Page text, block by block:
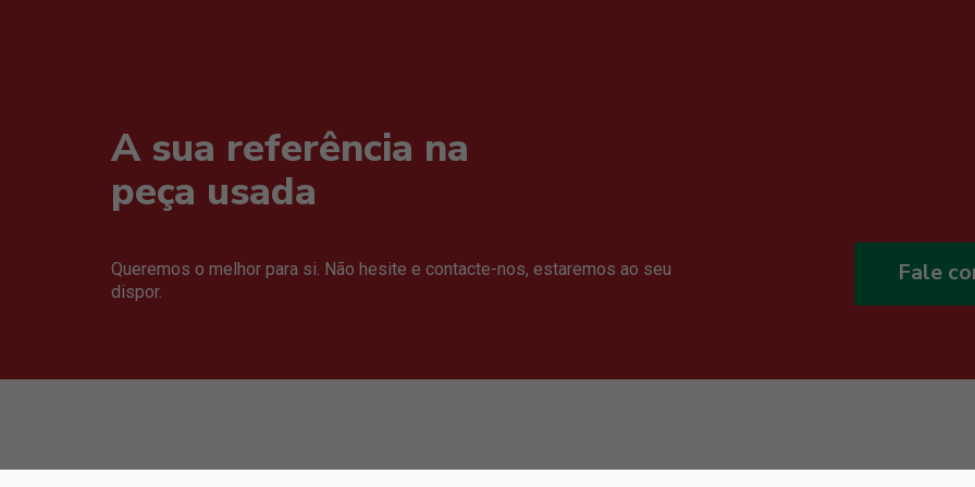
A sua referência na
peça usada
Queremos o melhor para si. Não hesite e contacte-nos, estaremos ao seu
dispor.
Fale